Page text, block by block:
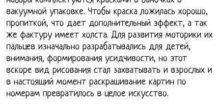
вакуумной упаковке. Чтобы краска ложилась хорошо,
пропиткой, что дает дополнительный эффект, а так
же фактуру имеет холста. Для развития моторики их
пальцев изначально разрабатывались для детей,
внимания, формирования усидчивости, но этот
вскоре вид рисования стал захватывать и взрослых и
в настоящий момент раскрашивание картин по
номерам превратилось в целое искусство.